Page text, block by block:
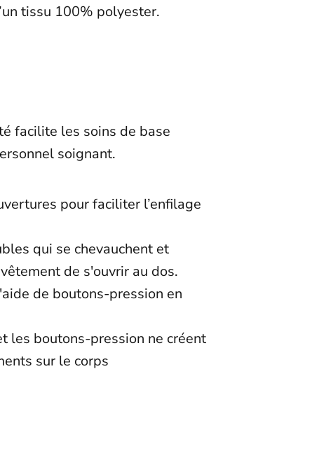
tissu 100% polyester.
facilite les soins de base
soignant.
pour faciliter l’enfilage
qui se chevauchent et
de s'ouvrir au dos.
de boutons-pression en
les boutons-pression ne créent
sur le corps